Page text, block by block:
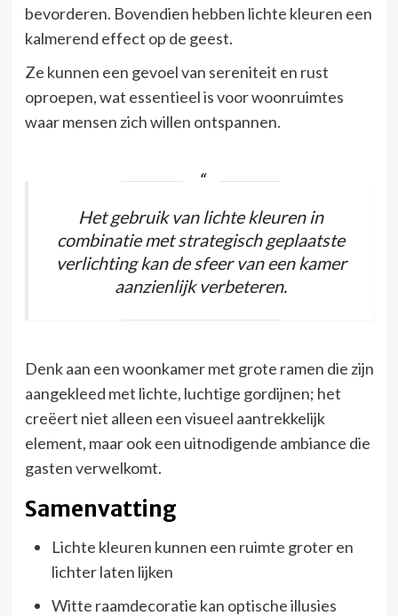
bevorderen. Bovendien hebben lichte kleuren een
kalmerend effect op de geest.
Ze kunnen een gevoel van sereniteit en rust
oproepen, wat essentieel is voor woonruimtes
waar mensen zich willen ontspannen.
Het gebruik van lichte kleuren in
combinatie met strategisch geplaatste
verlichting kan de sfeer van een kamer
aanzienlijk verbeteren.
Denk aan een woonkamer met grote ramen die zijn
aangekleed met lichte, luchtige gordijnen; het
creëert niet alleen een visueel aantrekkelijk
element, maar ook een uitnodigende ambiance die
gasten verwelkomt.
Samenvatting
Lichte kleuren kunnen een ruimte groter en
lichter laten lijken
Witte raamdecoratie kan optische illusies